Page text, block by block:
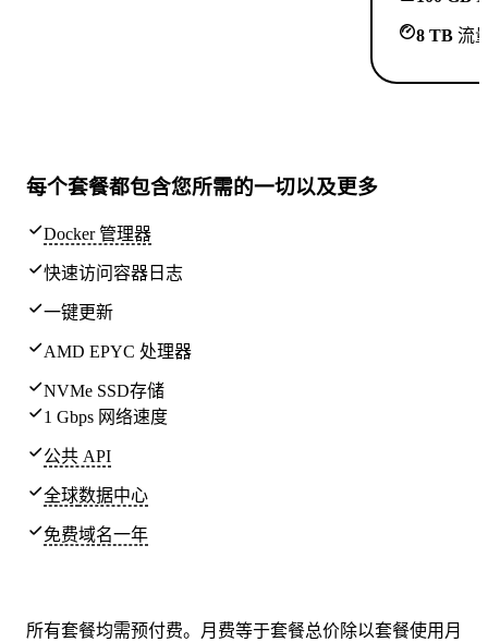
8 TB 流
每个套餐都包含您所需的一切以及更多
Docker 管理器
快速访问容器日志
一键更新
AMD EPYC 处理器
NVMe SSD存储
1 Gbps 网络速度
公共 API
全球数据中心
免费域名一年
所有套餐均需预付费。月费等于套餐总价除以套餐使用月